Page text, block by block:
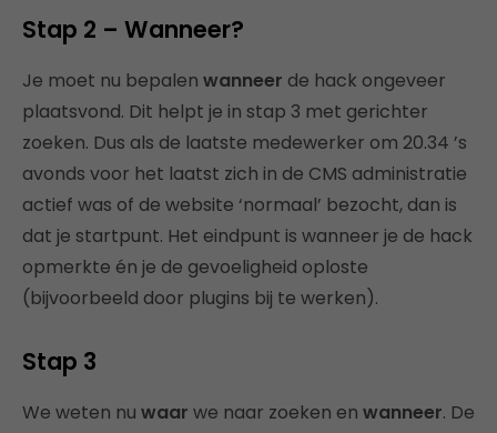
Stap 2 – Wanneer?
Je moet nu bepalen wanneer de hack ongeveer
plaatsvond. Dit helpt je in stap 3 met gerichter
zoeken. Dus als de laatste medewerker om 20.34 ’s
avonds voor het laatst zich in de CMS administratie
actief was of de website ‘normaal’ bezocht, dan is
dat je startpunt. Het eindpunt is wanneer je de hack
opmerkte én je de gevoeligheid oploste
(bijvoorbeeld door plugins bij te werken).
Stap 3
We weten nu waar we naar zoeken en wanneer. De